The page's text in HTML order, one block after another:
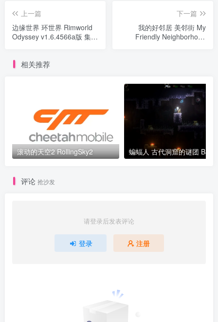
上一篇
边缘世界 环世界 Rimworld
Odyssey v1.6.4566a版 集成
下一篇
我的好邻居 美邻街 My
Friendly Neighborhood
相关推荐
滚动的天空2 RollingSky2
评论 抢沙发
请登录后发表评论
登录 注册